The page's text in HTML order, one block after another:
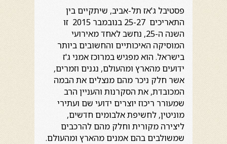
פסטיבל ג'אז תל-אביב, שיתקיים בין
התאריכים 25-27 בנובמבר 2015 זו
השנה ה-25, נחשב לאחד מאירועי
המוסיקה האיכותיים והחשובים ביותר
בישראל. הוא מפגיש במרוכז אמני ג'ז
ידועים מהארץ ומהעולם, נגנים וזמרים,
אשר חלק ניכר מהם מנצלים את הבמה
המכובדת, את הסקרנות והעניין הרב
שמעורר ריכוז יוצרים ידועי שם ועתירי
מוניטין, לחשיפת אלבומים חדשים,
ליצירה מקורית וחלק מהם להרכבים
שמשולבים בהם אמנים מהארץ ומהעולם.